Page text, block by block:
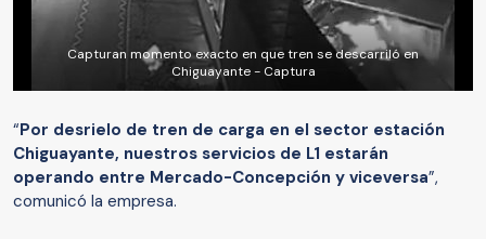
Capturan momento exacto en que tren se descarriló en
Chiguayante - Captura
“Por desrielo de tren de carga en el sector estación
Chiguayante, nuestros servicios de L1 estarán
operando entre Mercado-Concepción y viceversa”,
comunicó la empresa.